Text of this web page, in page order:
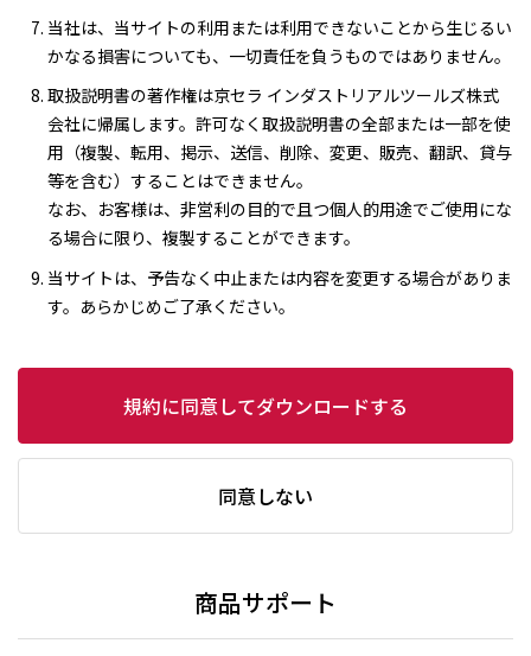
当社は、当サイトの利用または利用できないことから生じるい
かなる損害についても、一切責任を負うものではありません。
取扱説明書の著作権は京セラ インダストリアルツールズ株式
会社に帰属します。許可なく取扱説明書の全部または一部を使
用（複製、転用、掲示、送信、削除、変更、販売、翻訳、貸与
等を含む）することはできません。
なお、お客様は、非営利の目的で且つ個人的用途でご使用にな
る場合に限り、複製することができます。
当サイトは、予告なく中止または内容を変更する場合がありま
す。あらかじめご了承ください。
規約に同意してダウンロードする
同意しない
商品サポート